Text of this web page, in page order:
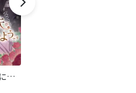
離婚した元夫が私にゾッコンのようです